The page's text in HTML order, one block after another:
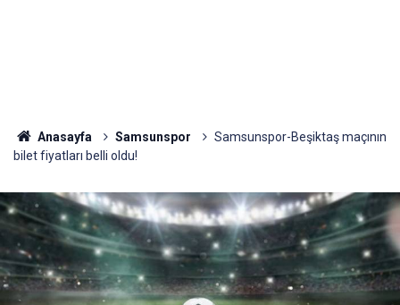
Anasayfa Samsunspor
Samsunspor-Beşiktaş maçının
bilet fiyatları belli oldu!